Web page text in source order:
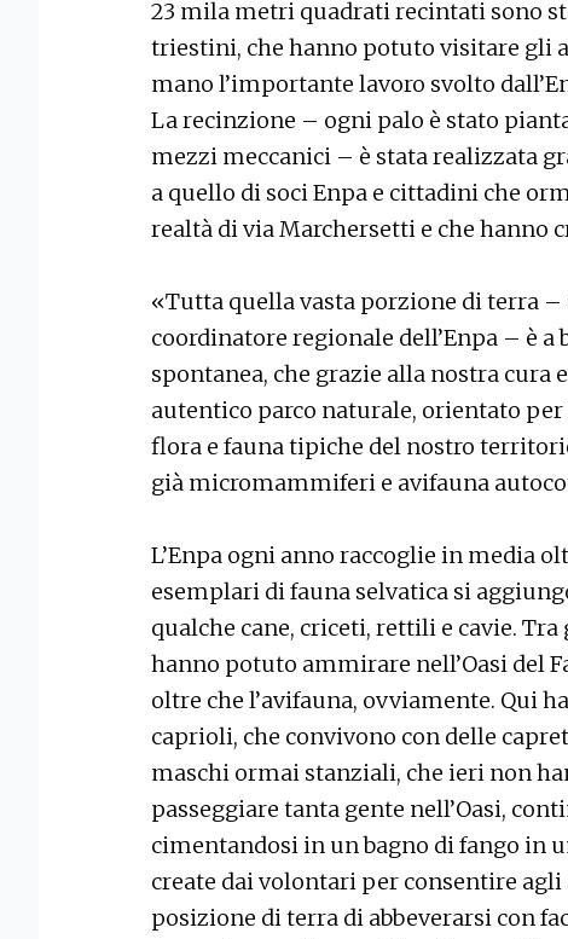
23 mila metri quadrati recintati sono
triestini, che hanno potuto visitare gli
mano l’importante lavoro svolto
La recinzione – ogni palo è stato
mezzi meccanici – è stata realizzata
a quello di soci Enpa e cittadini che
realtà di via Marchersetti e che hanno
«Tutta quella vasta porzione di terra –
coordinatore regionale dell’Enpa – è a
spontanea, che grazie alla nostra cura
autentico parco naturale, orientato
flora e fauna tipiche del nostro
già micromammiferi e avifauna
L’Enpa ogni anno raccoglie in media
esemplari di fauna selvatica si
qualche cane, criceti, rettili e cavie.
hanno potuto ammirare nell’Oasi del
oltre che l’avifauna, ovviamente. Qui
caprioli, che convivono con delle
maschi ormai stanziali, che ieri non
passeggiare tanta gente nell’Oasi,
cimentandosi in un bagno di fango in
create dai volontari per consentire
posizione di terra di abbeverarsi con